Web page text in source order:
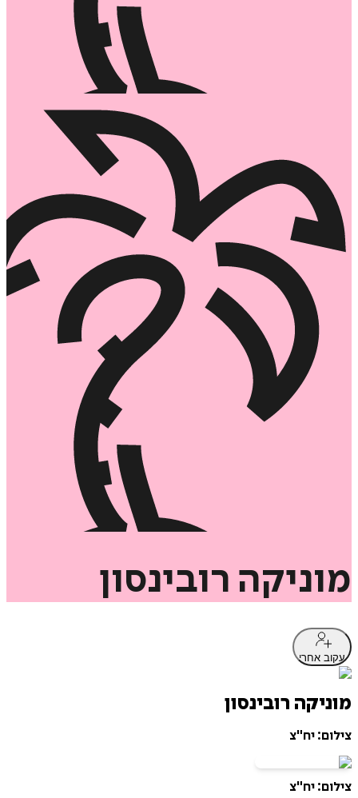
מוניקה רובינסון
עקוב אחרי
מוניקה רובינסון
צילום: יח"צ
צילום: יח"צ